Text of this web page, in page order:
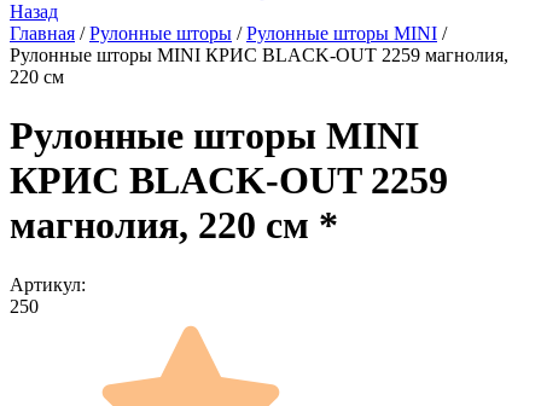
Назад
Главная / Рулонные шторы / Рулонные шторы MINI /
Рулонные шторы MINI КРИС BLACK-OUT 2259 магнолия,
220 см
Рулонные шторы MINI
КРИС BLACK-OUT 2259
магнолия, 220 см *
Артикул:
250